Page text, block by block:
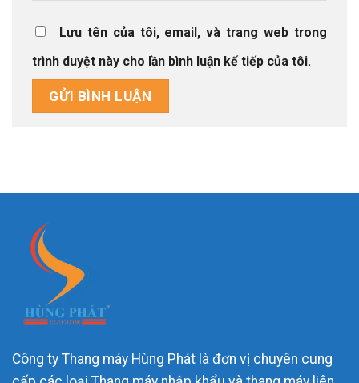
Lưu tên của tôi, email, và trang web trong
trình duyệt này cho lần bình luận kế tiếp của tôi.
Công ty Thang máy Hùng Phát là đơn vị chuyên cung